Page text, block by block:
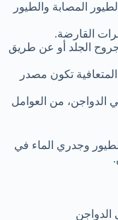
المصابة والطيور
القارضة.
الجلد أو عن طريق
تكون مصدر
الدواجن، من العوامل
وجدري الماء في